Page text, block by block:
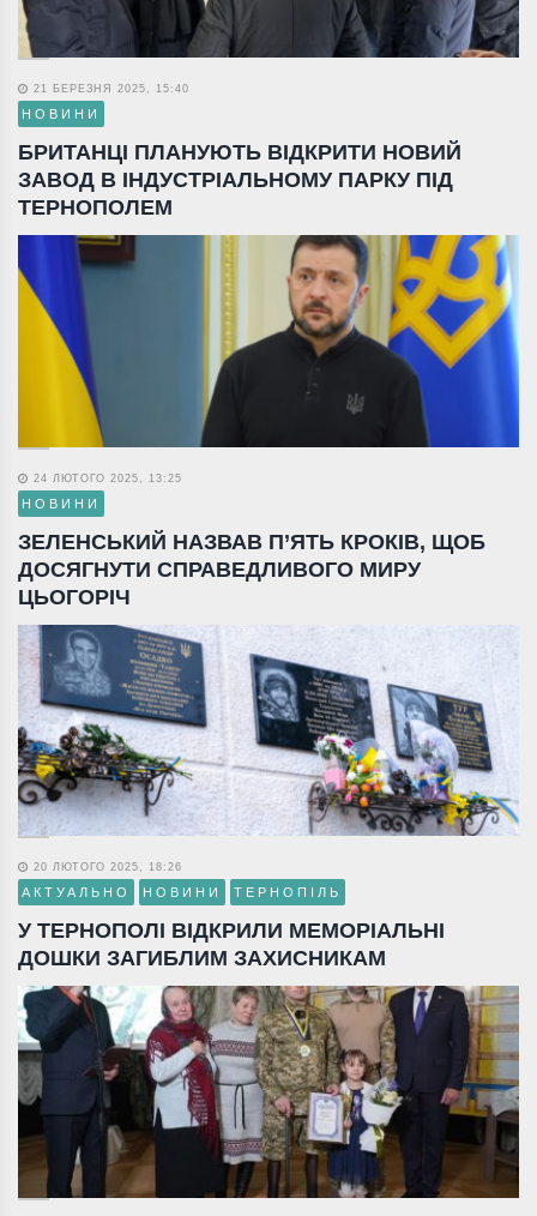
21 БЕРЕЗНЯ 2025, 15:40
НОВИНИ
БРИТАНЦІ ПЛАНУЮТЬ ВІДКРИТИ НОВИЙ
ЗАВОД В ІНДУСТРІАЛЬНОМУ ПАРКУ ПІД
ТЕРНОПОЛЕМ
24 ЛЮТОГО 2025, 13:25
НОВИНИ
ЗЕЛЕНСЬКИЙ НАЗВАВ П’ЯТЬ КРОКІВ, ЩОБ
ДОСЯГНУТИ СПРАВЕДЛИВОГО МИРУ
ЦЬОГОРІЧ
20 ЛЮТОГО 2025, 18:26
АКТУАЛЬНО НОВИНИ ТЕРНОПІЛЬ
У ТЕРНОПОЛІ ВІДКРИЛИ МЕМОРІАЛЬНІ
ДОШКИ ЗАГИБЛИМ ЗАХИСНИКАМ